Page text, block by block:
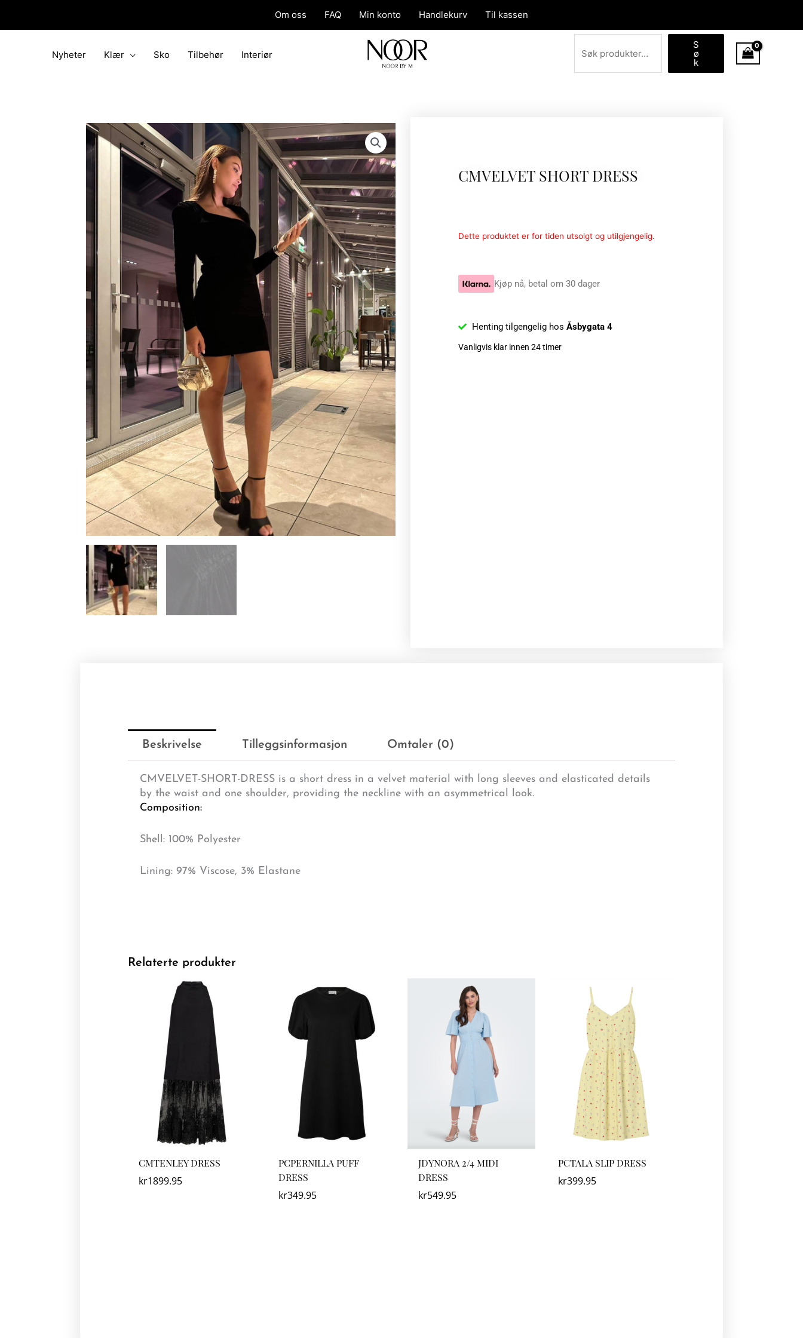
Om oss FAQ Min konto Handlekurv Til kassen
Nyheter Klær Sko Tilbehør Interiør
Søk
S
ø
k
CMVELVET SHORT DRESS
Dette produktet er for tiden utsolgt og utilgjengelig.
Kjøp nå, betal om 30 dager
Henting tilgengelig hos Åsbygata 4
Vanligvis klar innen 24 timer
Beskrivelse Tilleggsinformasjon Omtaler (0)
CMVELVET-SHORT-DRESS is a short dress in a velvet material with long sleeves and elasticated details
by the waist and one shoulder, providing the neckline with an asymmetrical look.
Composition:
Shell: 100% Polyester
Lining: 97% Viscose, 3% Elastane
Relaterte produkter
CMTENLEY DRESS
kr1899.95
PCPERNILLA PUFF
DRESS
kr349.95
JDYNORA 2/4 MIDI
DRESS
kr549.95
PCTALA SLIP DRESS
kr399.95